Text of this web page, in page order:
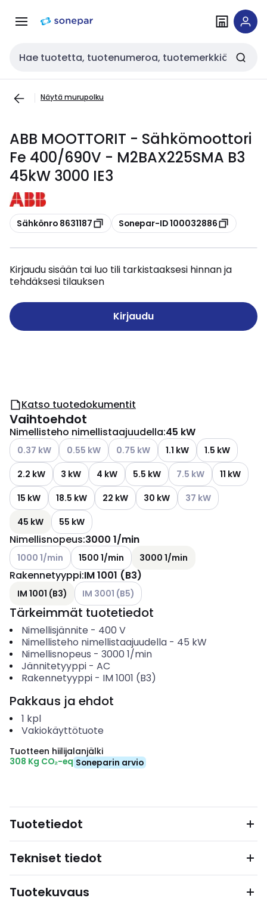
navigointiinsisältöön
Haku
Näytä murupolku
ABB MOOTTORIT - Sähkömoottori
Fe 400/690V - M2BAX225SMA B3
45kW 3000 IE3
Kopioi
Sähkönro 8631187 Kopioi
Sonepar-ID 100032886
Kirjaudu sisään tai luo tili tarkistaaksesi hinnan ja
tehdäksesi tilauksen
Kirjaudu
Katso tuotedokumentit
Vaihtoehdot
Nimellisteho nimellistaajuudella:45 kW
Katso käytettävissä olevat vaihtoehdot
0.37 kW Katso käytettävissä olevat vaihtoehdot
0.55 kW Katso käytettävissä olevat
0.75 kW 1.1 kW
1.5 kW
2.2 kW
3 kW 4 kW 5.5 kW Katso käytettävissä
7.5 kW
11 kW
15 kW
18.5 kW 22 kW 30 kW Katso käytettävissä
37 kW
45 kW
55 kW
Nimellisnopeus:3000 1/min
Katso käytettävissä olevat vaihtoehdot
1000 1/min 1500 1/min 3000 1/min
Rakennetyyppi:IM 1001 (B3)
IM 1001 (B3) Katso käytettävissä olevat vaihtoehdot
IM 3001 (B5)
Tärkeimmät tuotetiedot
Nimellisjännite - 400 V
Nimellisteho nimellistaajuudella- 45 kW
Nimellisnopeus - 3000 1/min
Jännitetyyppi- AC
Rakennetyyppi- IM 1001 (B3)
Pakkaus ja ehdot
1 kpl
Vakiokäyttötuote
Tuotteen hiilijalanjälki
308 Kg CO₂-eq Soneparin arvio
Tuotetiedot
Tekniset tiedot
Tuotekuvaus